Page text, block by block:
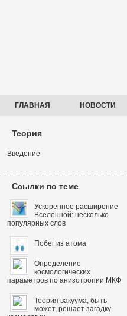
ГЛАВНАЯ НОВОСТИ
Теория
Введение
Ссылки по теме
Ускоренное расширение
Вселенной: несколько
популярных слов
Побег из атома
Определение
космологических
параметров по анизотропии МКФ
Теория вакуума, быть
может, решает загадку